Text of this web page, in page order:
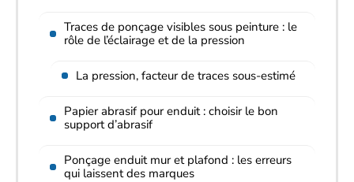
Traces de ponçage visibles sous peinture : le
rôle de l’éclairage et de la pression
La pression, facteur de traces sous-estimé
Papier abrasif pour enduit : choisir le bon
support d’abrasif
Ponçage enduit mur et plafond : les erreurs
qui laissent des marques